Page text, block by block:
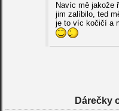
Navíc mě jakože
jim zalíbilo, ted
je to víc kočičí a
Dárečky